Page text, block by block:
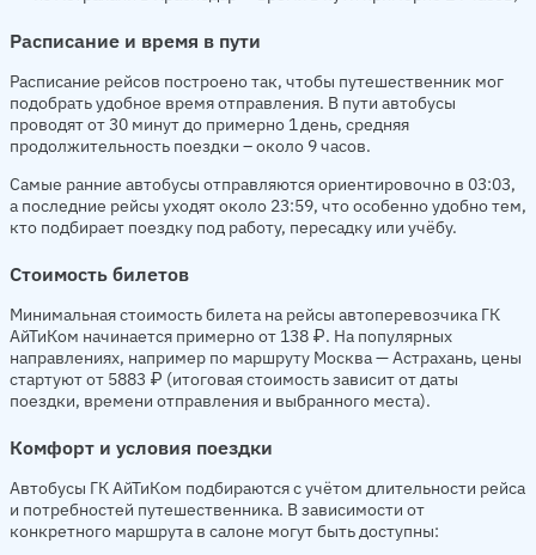
Расписание и время в пути
Расписание рейсов построено так, чтобы путешественник мог
подобрать удобное время отправления. В пути автобусы
проводят от 30 минут до примерно 1 день, средняя
продолжительность поездки – около 9 часов.
Самые ранние автобусы отправляются ориентировочно в 03:03,
а последние рейсы уходят около 23:59, что особенно удобно тем,
кто подбирает поездку под работу, пересадку или учёбу.
Стоимость билетов
Минимальная стоимость билета на рейсы автоперевозчика ГК
АйТиКом начинается примерно от 138 ₽. На популярных
направлениях, например по маршруту Москва — Астрахань, цены
стартуют от 5883 ₽ (итоговая стоимость зависит от даты
поездки, времени отправления и выбранного места).
Комфорт и условия поездки
Автобусы ГК АйТиКом подбираются с учётом длительности рейса
и потребностей путешественника. В зависимости от
конкретного маршрута в салоне могут быть доступны: